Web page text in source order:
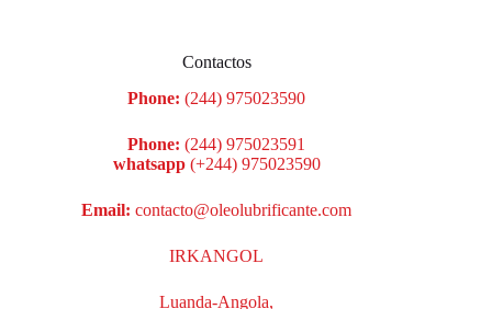
Contactos
Phone: (244) 975023590
Phone: (244) 975023591
whatsapp(+244) 975023590
Email:contacto@oleolubrificante.com
IRKANGOL
Luanda-Angola,